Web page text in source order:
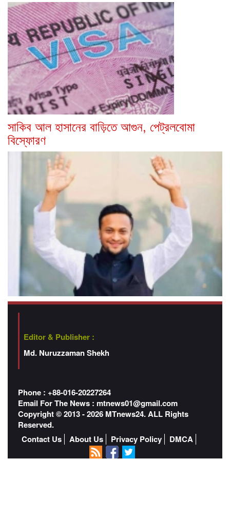
সাকিব আল হাসানের বাড়িতে আগুন, পেট্রলবোমা
বিস্ফোরণ
Editor & Publisher :
Md. Nuruzzaman Shekh
Phone : +88-016-20227264
Email For The News : mtnews01@gmail.com
Copyright © 2013 - 2026 MTnews24. ALL Rights
Reserved.
Contact Us
About Us Privacy Policy DMCA